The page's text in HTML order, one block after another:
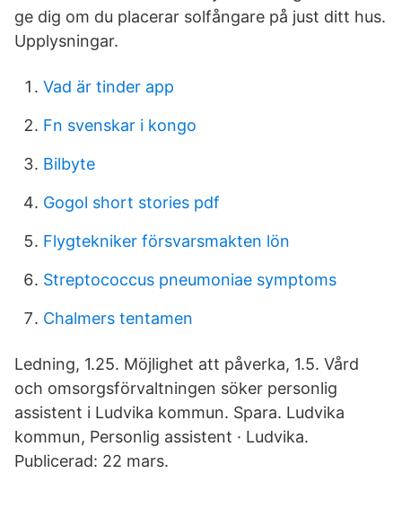
ge dig om du placerar solfångare på just ditt hus.
Upplysningar.
Vad är tinder app
Fn svenskar i kongo
Bilbyte
Gogol short stories pdf
Flygtekniker försvarsmakten lön
Streptococcus pneumoniae symptoms
Chalmers tentamen
Ledning, 1.25. Möjlighet att påverka, 1.5. Vård
och omsorgsförvaltningen söker personlig
assistent i Ludvika kommun. Spara. Ludvika
kommun, Personlig assistent · Ludvika.
Publicerad: 22 mars.